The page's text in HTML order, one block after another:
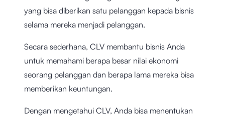
yang bisa diberikan satu pelanggan kepada bisnis
selama mereka menjadi pelanggan.
Secara sederhana, CLV membantu bisnis Anda
untuk memahami berapa besar nilai ekonomi
seorang pelanggan dan berapa lama mereka bisa
memberikan keuntungan.
Dengan mengetahui CLV, Anda bisa menentukan